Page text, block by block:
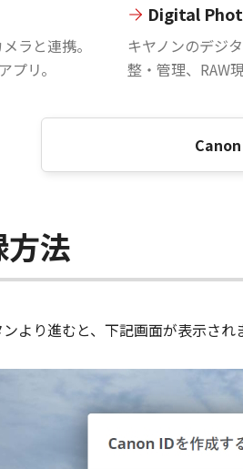
ラと連携。
プリ。
Digital
キヤノンのデジ
整・管理、RAW
法
より進むと、下記画面が表示され